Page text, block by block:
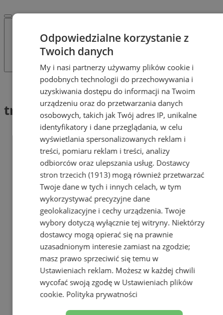
Tag: tradycja
tradycja (2)
Odpowiedzialne korzystanie z
Twoich danych
My i nasi partnerzy używamy plików cookie i
podobnych technologii do przechowywania i
uzyskiwania dostępu do informacji na Twoim
urządzeniu oraz do przetwarzania danych
osobowych, takich jak Twój adres IP, unikalne
identyfikatory i dane przeglądania, w celu
wyświetlania spersonalizowanych reklam i
treści, pomiaru reklam i treści, analizy
odbiorców oraz ulepszania usług. Dostawcy
stron trzecich (1913)mogą również przetwarzać
Twoje dane w tych i innych celach, w tym
wykorzystywać precyzyjne dane
geolokalizacyjne i cechy urządzenia. Twoje
wybory dotyczą wyłącznie tej witryny. Niektórzy
dostawcy mogą opierać się na prawnie
uzasadnionym interesie zamiast na zgodzie;
masz prawo sprzeciwić się temu w
Ustawieniach reklam. Możesz w każdej chwili
wycofać swoją zgodę w Ustawieniach plików
cookie. Polityka prywatności